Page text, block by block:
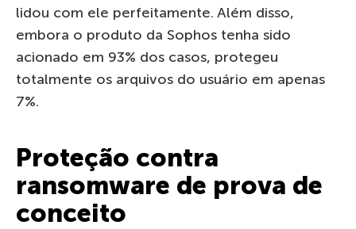
lidou com ele perfeitamente. Além disso,
embora o produto da Sophos tenha sido
acionado em 93% dos casos, protegeu
totalmente os arquivos do usuário em apenas
7%.
Proteção contra
ransomware de prova de
conceito